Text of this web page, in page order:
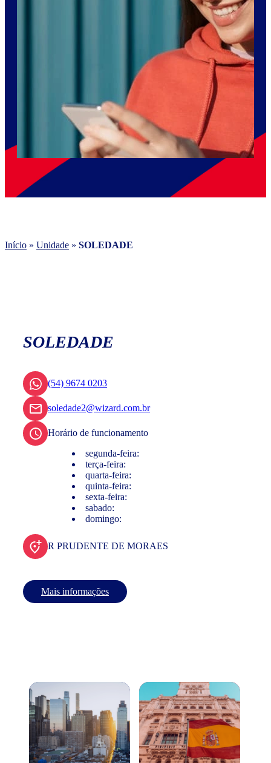
Início » Unidade » SOLEDADE
SOLEDADE
(54) 9674 0203
soledade2@wizard.com.br
Horário de funcionamento
segunda-feira:
terça-feira:
quarta-feira:
quinta-feira:
sexta-feira:
sabado:
domingo:
R PRUDENTE DE MORAES
Mais informações